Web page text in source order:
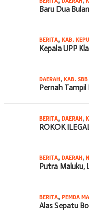
Baru Dua
BERITA, KAB.
Kepala UPP
DAERAH, KAB. SBB
Pernah
BERITA, DAERAH,
ROKOK
BERITA, DAERAH,
Putra Maluku,
BERITA, PEMDA
Alas Sepatu